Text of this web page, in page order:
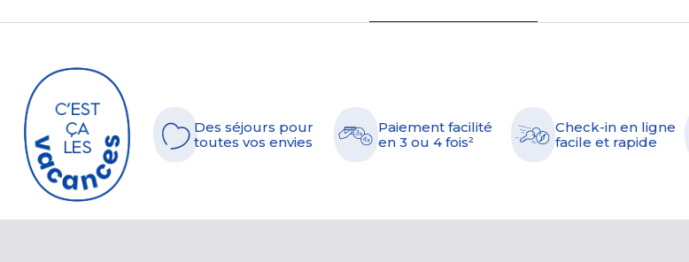
Des séjours pour
toutes vos envies
Paiement facilité
en 3 ou 4 fois²
Check-in en ligne
facile et rapide